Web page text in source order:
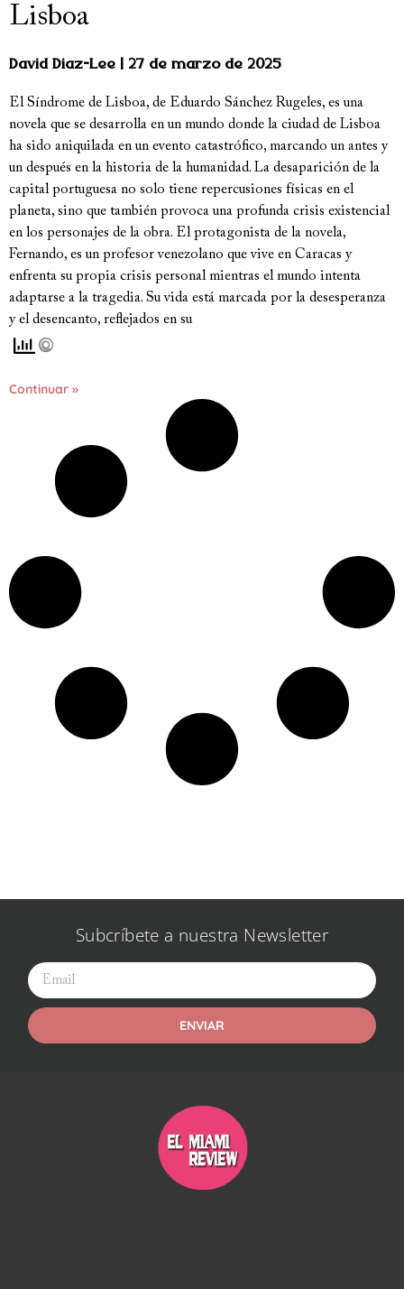
Lisboa
David Diaz-Lee 27 de marzo de 2025
El Síndrome de Lisboa, de Eduardo Sánchez Rugeles, es una
novela que se desarrolla en un mundo donde la ciudad de Lisboa
ha sido aniquilada en un evento catastrófico, marcando un antes y
un después en la historia de la humanidad. La desaparición de la
capital portuguesa no solo tiene repercusiones físicas en el
planeta, sino que también provoca una profunda crisis existencial
en los personajes de la obra. El protagonista de la novela,
Fernando, es un profesor venezolano que vive en Caracas y
enfrenta su propia crisis personal mientras el mundo intenta
adaptarse a la tragedia. Su vida está marcada por la desesperanza
y el desencanto, reflejados en su
Continuar »
Subcríbete a nuestra Newsletter
ENVIAR